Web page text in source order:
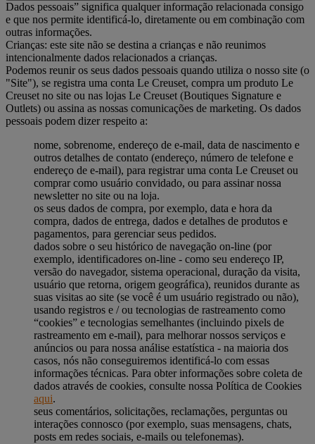
Dados pessoais” significa qualquer informação relacionada consigo
e que nos permite identificá-lo, diretamente ou em combinação com
outras informações.
Crianças: este site não se destina a crianças e não reunimos
intencionalmente dados relacionados a crianças.
Podemos reunir os seus dados pessoais quando utiliza o nosso site (o
"Site"), se registra uma conta Le Creuset, compra um produto Le
Creuset no site ou nas lojas Le Creuset (Boutiques Signature e
Outlets) ou assina as nossas comunicações de marketing. Os dados
pessoais podem dizer respeito a:
nome, sobrenome, endereço de e-mail, data de nascimento e
outros detalhes de contato (endereço, número de telefone e
endereço de e-mail), para registrar uma conta Le Creuset ou
comprar como usuário convidado, ou para assinar nossa
newsletter no site ou na loja.
os seus dados de compra, por exemplo, data e hora da
compra, dados de entrega, dados e detalhes de produtos e
pagamentos, para gerenciar seus pedidos.
dados sobre o seu histórico de navegação on-line (por
exemplo, identificadores on-line - como seu endereço IP,
versão do navegador, sistema operacional, duração da visita,
usuário que retorna, origem geográfica), reunidos durante as
suas visitas ao site (se você é um usuário registrado ou não),
usando registros e / ou tecnologias de rastreamento como
“cookies” e tecnologias semelhantes (incluindo pixels de
rastreamento em e-mail), para melhorar nossos serviços e
anúncios ou para nossa análise estatística - na maioria dos
casos, nós não conseguiremos identificá-lo com essas
informações técnicas. Para obter informações sobre coleta de
dados através de cookies, consulte nossa Política de Cookies
aqui.
seus comentários, solicitações, reclamações, perguntas ou
interações connosco (por exemplo, suas mensagens, chats,
posts em redes sociais, e-mails ou telefonemas).